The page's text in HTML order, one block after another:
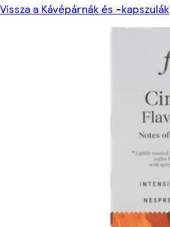
Vissza a Kávépárnák és -kapszulák